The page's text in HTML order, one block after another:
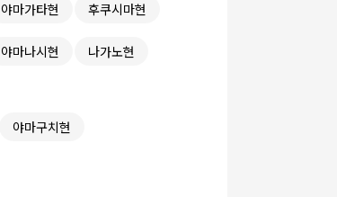
야마가타현 후쿠시마현
야마나시현
나가노현
야마구치현